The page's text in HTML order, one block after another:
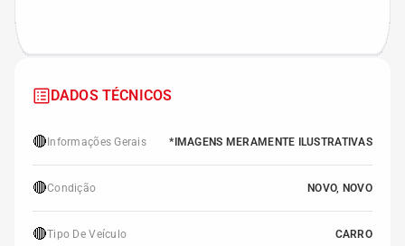
DADOS TÉCNICOS
🔴 Informações Gerais *IMAGENS MERAMENTE ILUSTRATIVAS
🔴Condição NOVO, NOVO
🔴Tipo De Veículo CARRO